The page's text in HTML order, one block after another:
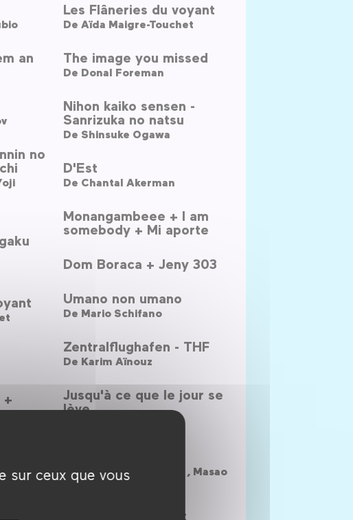
sur ceux que vous
an
no
+
Les Flâneries du voyant
De Aïda Maigre-Touchet
The image you missed
De Donal Foreman
Nihon kaiko sensen -
Sanrizuka no natsu
De Shinsuke Ogawa
D'Est
De Chantal Akerman
Monangambeee + I am
somebody + Mi aporte
Dom Boraca + Jeny 303
Umano non umano
De Mario Schifano
Zentralflughafen - THF
De Karim Aïnouz
Jusqu'à ce que le jour se
lève
De Noriaki Tsuchimoto , Masao
Tsusumi
Western, famille et